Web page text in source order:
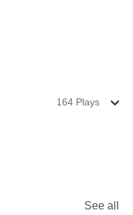
164 Plays
See all